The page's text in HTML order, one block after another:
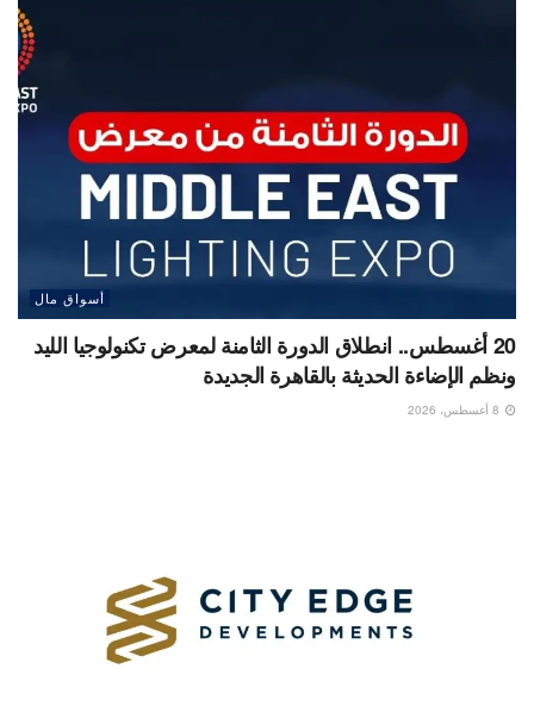
أسواق مال
20 أغسطس.. انطلاق الدورة الثامنة لمعرض تكنولوجيا الليد
ونظم الإضاءة الحديثة بالقاهرة الجديدة